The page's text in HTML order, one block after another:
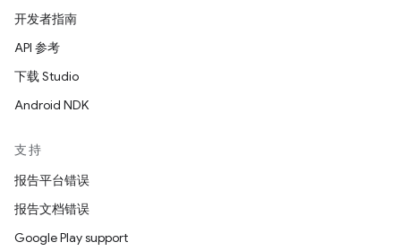
开发者指南
API 参考
下载 Studio
Android NDK
支持
报告平台错误
报告文档错误
Google Play support